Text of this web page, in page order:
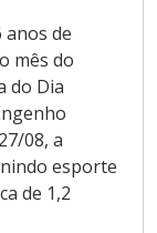
de
mês do
do Dia
08, a
esporte
de 1,2